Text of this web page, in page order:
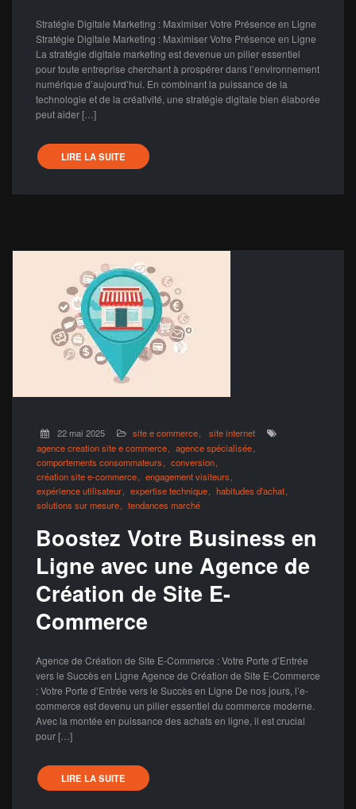
Stratégie Digitale Marketing : Maximiser Votre Présence en Ligne
Stratégie Digitale Marketing : Maximiser Votre Présence en Ligne
La stratégie digitale marketing est devenue un pilier essentiel
pour toute entreprise cherchant à prospérer dans l’environnement
numérique d’aujourd’hui. En combinant la puissance de la
technologie et de la créativité, une stratégie digitale bien élaborée
peut aider […]
LIRE LA SUITE
22 mai 2025 site e commerce
site internet
agence creation site e commerce
agence spécialisée
comportements consommateurs
conversion
création site e-commerce
engagement visiteurs
expérience utilisateur
expertise technique
habitudes d'achat
solutions sur mesure
tendances marché
Boostez Votre Business en
Ligne avec une Agence de
Création de Site E-
Commerce
Agence de Création de Site E-Commerce : Votre Porte d’Entrée
vers le Succès en Ligne Agence de Création de Site E-Commerce
: Votre Porte d’Entrée vers le Succès en Ligne De nos jours, l’e-
commerce est devenu un pilier essentiel du commerce moderne.
Avec la montée en puissance des achats en ligne, il est crucial
pour […]
LIRE LA SUITE